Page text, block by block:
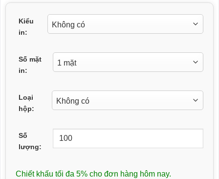
Kiểu
in:
Số mặt
in:
Loại
hộp:
Số
lượng:
Chiết khấu tối đa 5% cho đơn hàng hôm nay.